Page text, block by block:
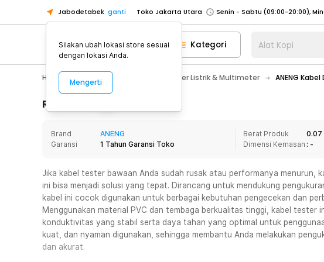
Jabodetabek ganti Toko Jakarta Utara
Toko Tangerang
Toko Cikupa
Pick n Go Jakarta Barat
Senin - Jumat (07:00 -
Pick n Go Bekasi
Senin - Jumat (08:00 - 20:00),
Senin - Jumat (08:00 - 20:00),
Senin - Sabtu (09:00-20:00),
Senin - Sabtu (09:00-20:00),
Toko Tangerang
Toko Cikupa
Pick n Go Jakarta Barat
Senin - Jumat (07:00 -
Pick n Go Bekasi
Senin - Jumat (08:00 - 20:00),
Pick n Go Depok
Senin - Jumat (08:00 - 20:00),
Kategori Alat Kopi
Home Appliance Tester Listrik & Multimeter ANENG
Rincian Produk
Brand
ANENG
Garansi
1 Tahun Garansi Toko
Berat Produk
0.07
Dimensi Kemasan : -
Jika kabel tester bawaan Anda sudah rusak atau performanya menurun,
ini bisa menjadi solusi yang tepat. Dirancang untuk mendukung
kabel ini cocok digunakan untuk berbagai kebutuhan pengecekan dan
Menggunakan material PVC dan tembaga berkualitas tinggi, kabel tester
konduktivitas yang stabil serta daya tahan yang optimal untuk
kuat, dan nyaman digunakan, sehingga membantu Anda melakukan
dan akurat.
Silakan ubah lokasi store sesuai
dengan lokasi Anda.
Mengerti